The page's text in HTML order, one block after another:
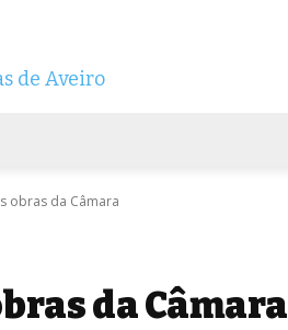
obras da Câmara
da Câmara